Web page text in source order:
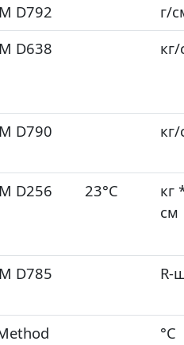
D792 г/
D638
D790
D256 23°C
кг
см
D785 R-
°С